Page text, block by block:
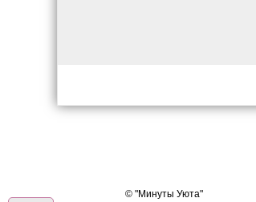
© "Минуты Уюта"